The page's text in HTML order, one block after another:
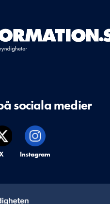
sociala medier
på,
Krisinformation på,
Instagram